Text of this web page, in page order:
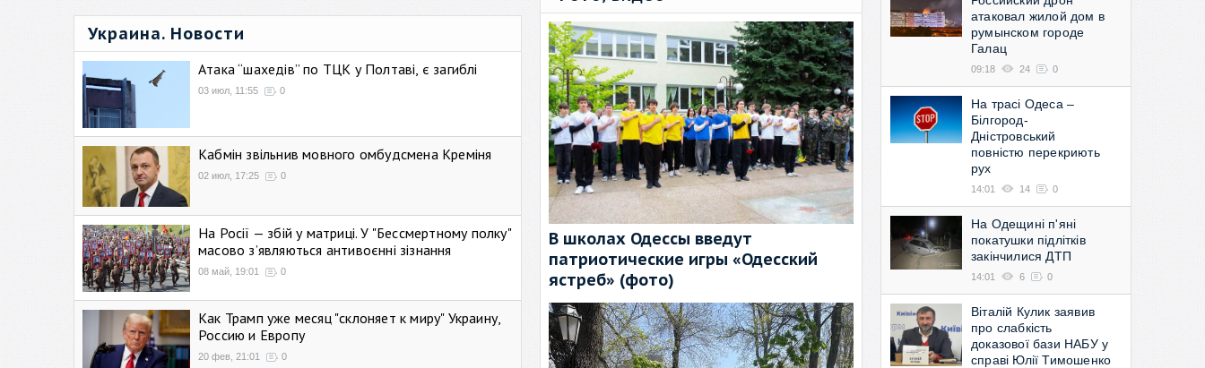
Украина. Новости
Атака “шахедів” по ТЦК у Полтаві, є загиблі
03 июл, 11:55 0
Кабмін звільнив мовного омбудсмена Креміня
02 июл, 17:25 0
На Росії — збій у матриці. У "Бессмертному полку"
масово зʼявляються антивоєнні зізнання
08 май, 19:01 0
Как Трамп уже месяц "склоняет к миру" Украину,
Россию и Европу
20 фев, 21:01 0
В школах Одессы введут
патриотические игры «Одесский
ястреб» (фото)
атаковал жилой дом в
румынском городе
Галац
09:18 24 0
На трасі Одеса –
Білгород-
Дністровський
повністю перекриють
рух
14:01 14 0
На Одещині п'яні
покатушки підлітків
закінчилися ДТП
14:01 6 0
Віталій Кулик заявив
про слабкість
доказової бази НАБУ у
справі Юлії Тимошенко